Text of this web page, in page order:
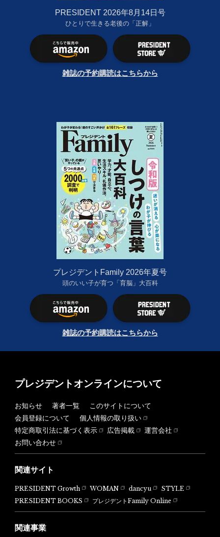
PRESIDENT 2026年8月14日号
ひとりで生きる老後の「正解」
雑誌の予約購読はこちらから
プレジデントFamily 2026年夏号
頭のいい子が育つ「育脳」大百科
雑誌の予約購読はこちらから
プレジデントオンラインについて
お知らせ 著者一覧
このサイトについて
会員登録について
個人情報の取り扱い
特定商取引法に基づく表示
広告掲載
運営会社
お問い合わせ
関連サイト
PRESIDENT Growth WOMAN dancyu
STYLE
PRESIDENT BOOKS
プレジデントFamily Online
関連事業